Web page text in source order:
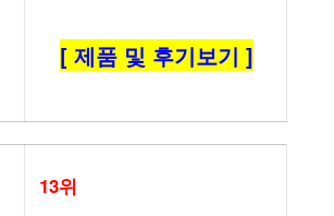
[ 제품 및 후기보기 ]
13위